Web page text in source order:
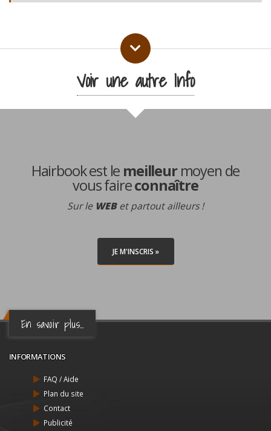
Voir une autre Info
Hairbook est le meilleurmoyen de
vous faireconnaître
Sur le WEBet partout ailleurs !
JE M'INSCRIS »
En savoir plus...
INFORMATIONS
FAQ / Aide
Plan du site
Contact
Publicité